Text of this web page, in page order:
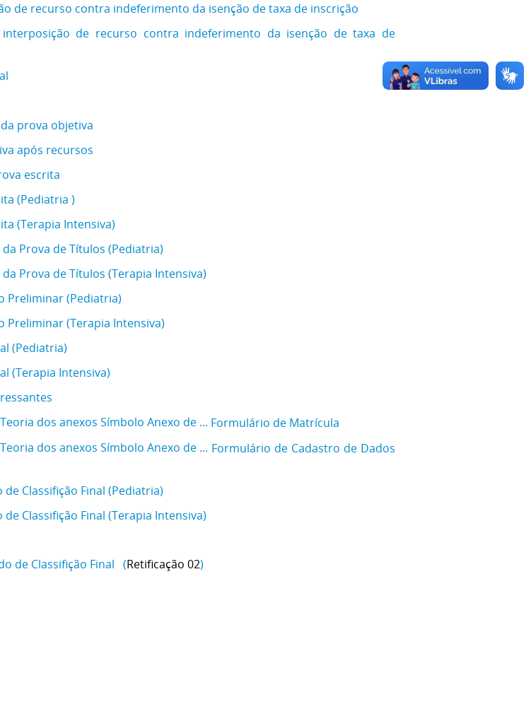
de recurso contra indeferimento da isenção de taxa de inscrição
de recurso contra indeferimento da isenção de taxa de
prova objetiva
após recursos
escrita
(Pediatria )
(Terapia Intensiva)
Prova de Títulos (Pediatria)
Prova de Títulos (Terapia Intensiva)
Preliminar (Pediatria)
Preliminar (Terapia Intensiva)
(Pediatria)
(Terapia Intensiva)
Formulário de Matrícula
Formulário de Cadastro de Dados
Classifição Final (Pediatria)
Classifição Final (Terapia Intensiva)
de Classifição Final (Retificação 02)